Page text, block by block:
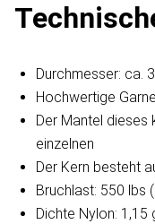
Durchmesser: ca.
Hochwertige Garne
Der Mantel dieses
einzelnen
Der Kern besteht
Bruchlast: 550 lbs
Dichte Nylon: 1,15